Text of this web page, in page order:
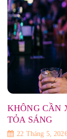
KHÔNG CẦN
TỎA SÁNG
22 Tháng 5,